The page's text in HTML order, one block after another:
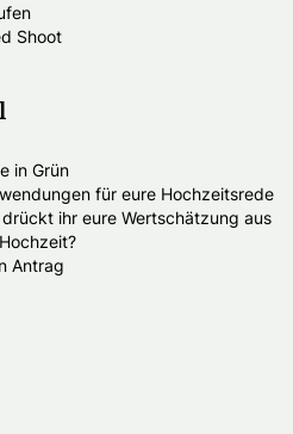
Shoot
in Grün
für eure Hochzeitsrede
ihr eure Wertschätzung aus
Antrag